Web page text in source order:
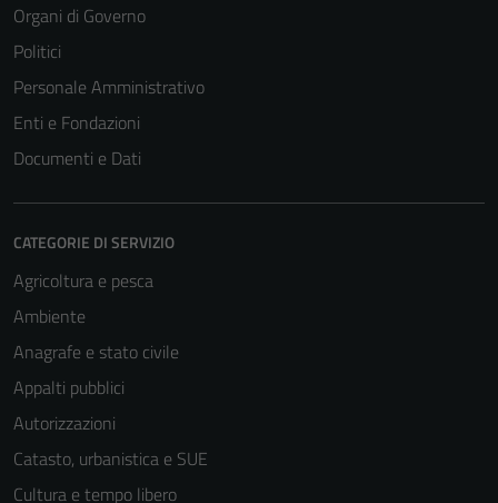
Organi di Governo
Politici
Personale Amministrativo
Enti e Fondazioni
Documenti e Dati
CATEGORIE DI SERVIZIO
Agricoltura e pesca
Ambiente
Anagrafe e stato civile
Appalti pubblici
Autorizzazioni
Catasto, urbanistica e SUE
Cultura e tempo libero